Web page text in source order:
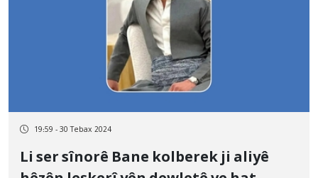
19:59 - 30 Tebax 2024
Li ser sînorê Bane kolberek ji aliyê